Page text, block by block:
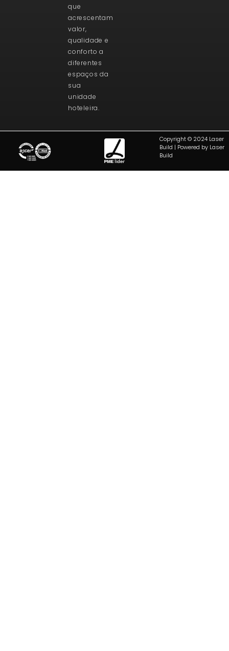
que
acrescentam
valor,
qualidade e
conforto a
diferentes
espaços da
sua
unidade
hoteleira.
Copyright © 2024 Laser
Build | Powered by Laser
Build